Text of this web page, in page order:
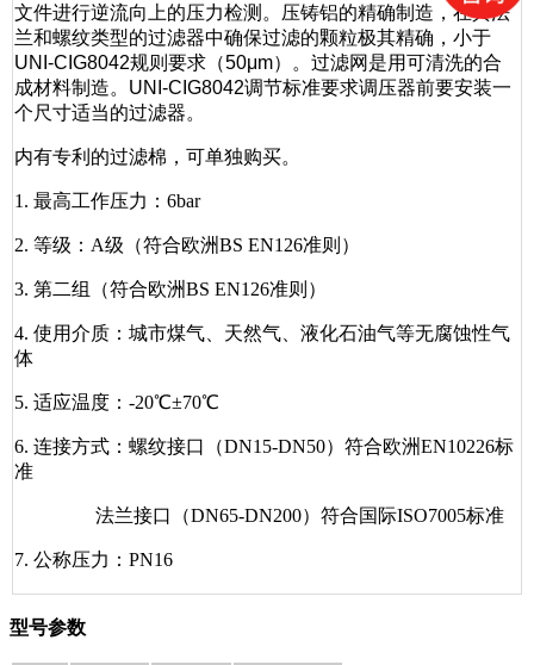
文件进行逆流向上的压力检测。压铸铝的精确制造，在其法
兰和螺纹类型的过滤器中确保过滤的颗粒极其精确，小于
UNI-CIG8042规则要求（50μm）。过滤网是用可清洗的合
成材料制造。UNI-CIG8042调节标准要求调压器前要安装一
个尺寸适当的过滤器。
内有专利的过滤棉，可单独购买。
1. 最高工作压力：6bar
2. 等级：A级（符合欧洲BS EN126准则）
3. 第二组（符合欧洲BS EN126准则）
4. 使用介质：城市煤气、天然气、液化石油气等无腐蚀性气
体
5. 适应温度：-20℃±70℃
6. 连接方式：螺纹接口（DN15-DN50）符合欧洲EN10226标
准
法兰接口（DN65-DN200）符合国际ISO7005标准
7. 公称压力：PN16
型号参数